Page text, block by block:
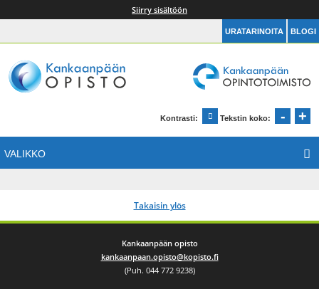
Siirry sisältöön
BLOGI
URATARINOITA
Kontrasti: Muuta kontrastia
Tekstin koko: - +
VALIKKO
Takaisin ylös
Kankaanpään opisto
kankaanpaan.opisto@kopisto.fi
(Puh. 044 772 9238)